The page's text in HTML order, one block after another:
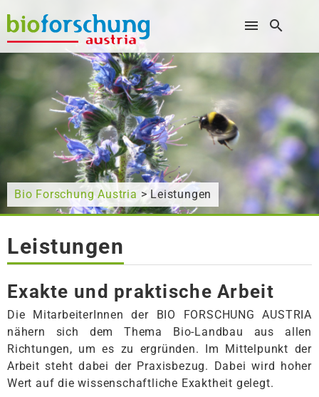
Wonach suchen Sie?
Bio Forschung Austria > Leistungen
Leistungen
Exakte und praktische Arbeit
Die MitarbeiterInnen der BIO FORSCHUNG AUSTRIA
nähern sich dem Thema Bio-Landbau aus allen
Richtungen, um es zu ergründen. Im Mittelpunkt der
Arbeit steht dabei der Praxisbezug. Dabei wird hoher
Wert auf die wissenschaftliche Exaktheit gelegt.